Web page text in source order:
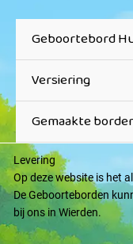
Geboortebord
Versiering
Gemaakte
Levering
Op deze website is het
De Geboorteborden
bij ons in Wierden.